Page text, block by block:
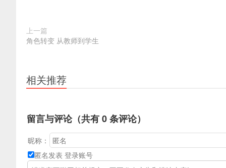
上一篇
角色转变 从教师到学生
相关推荐
留言与评论（共有0条评论）
昵称：
匿名发表 登录账号